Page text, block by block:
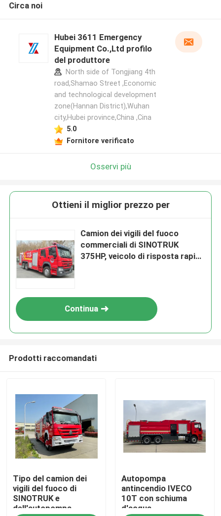
Casa
Prodotti
Circa noi
Circa noi
Hubei 3611 Emergency
Equipment Co.,Ltd profilo
del produttore
North side of Tongjiang 4th
road,Shamao Street ,Economic
and technological development
zone(Hannan District),Wuhan
city,Hubei province,China ,Cina
5.0
Fornitore verificato
Osservi più
Ottieni il miglior prezzo per
Camion dei vigili del fuoco
commerciali di SINOTRUK
375HP, veicolo di risposta rapida
Continua
Prodotti raccomandati
Tipo del camion dei
vigili del fuoco di
SINOTRUK e
dell'autopompa
Autopompa
antincendio IVECO
10T con schiuma
d'acqua